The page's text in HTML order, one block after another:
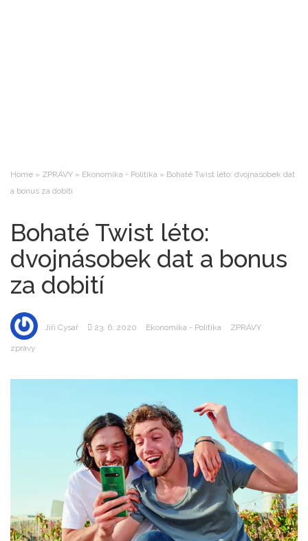
Home » ZPRÁVY » Ekonomika - Politika » Bohaté Twist léto: dvojnásobek dat
a bonus za dobití
Bohaté Twist léto:
dvojnásobek dat a bonus
za dobití
Jiří Cysař 23. 6. 2020 Ekonomika - Politika ZPRÁVY
zprávy